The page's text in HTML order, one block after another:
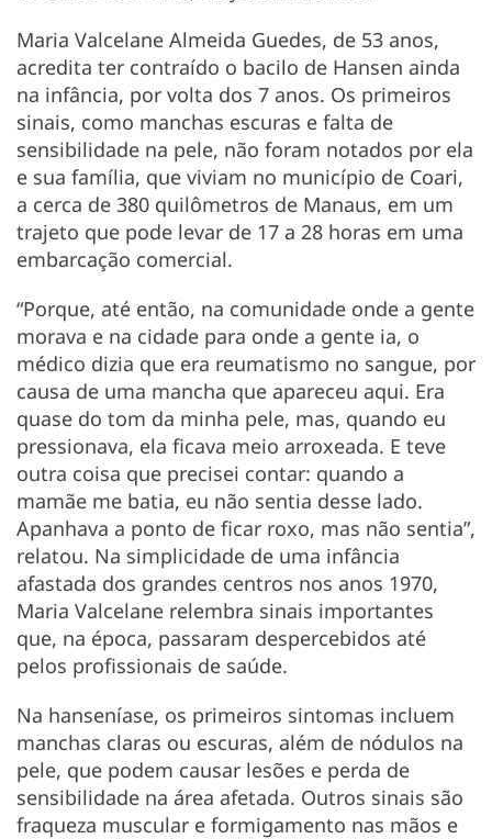
Maria Valcelane Almeida Guedes, de 53 anos,
acredita ter contraído o bacilo de Hansen ainda
na infância, por volta dos 7 anos. Os primeiros
sinais, como manchas escuras e falta de
sensibilidade na pele, não foram notados por ela
e sua família, que viviam no município de Coari,
a cerca de 380 quilômetros de Manaus, em um
trajeto que pode levar de 17 a 28 horas em uma
embarcação comercial.
“Porque, até então, na comunidade onde a gente
morava e na cidade para onde a gente ia, o
médico dizia que era reumatismo no sangue, por
causa de uma mancha que apareceu aqui. Era
quase do tom da minha pele, mas, quando eu
pressionava, ela ficava meio arroxeada. E teve
outra coisa que precisei contar: quando a
mamãe me batia, eu não sentia desse lado.
Apanhava a ponto de ficar roxo, mas não sentia”,
relatou. Na simplicidade de uma infância
afastada dos grandes centros nos anos 1970,
Maria Valcelane relembra sinais importantes
que, na época, passaram despercebidos até
pelos profissionais de saúde.
Na hanseníase, os primeiros sintomas incluem
manchas claras ou escuras, além de nódulos na
pele, que podem causar lesões e perda de
sensibilidade na área afetada. Outros sinais são
fraqueza muscular e formigamento nas mãos e